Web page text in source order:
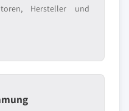
Hersteller und